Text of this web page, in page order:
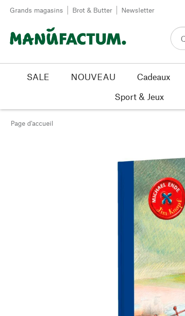
Passer au contenu
Grands magasins Brot & Butter Newsletter
SALE NOUVEAU Cadeaux
Sport & Jeux
Page d'accueil